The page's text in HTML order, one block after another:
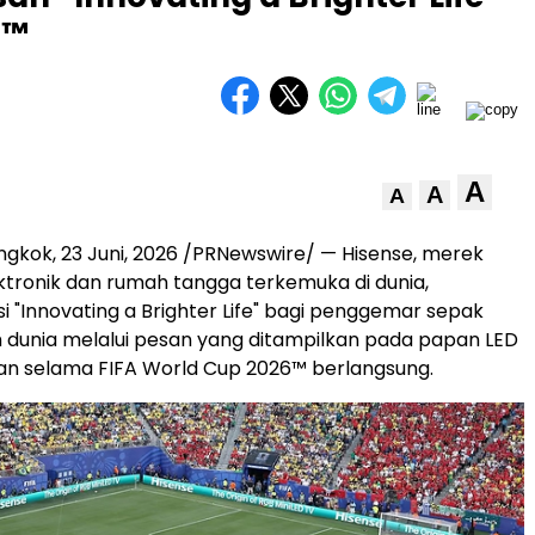
A A A
,23 Juni, 2026 /PRNewswire/ — Hisense, merek
dan rumah tangga terkemuka di dunia,
"Innovating a Brighter Life" bagi penggemar sepak
dunia melalui pesan yang ditampilkan pada papan LED
selama FIFA World Cup 2026™ berlangsung.